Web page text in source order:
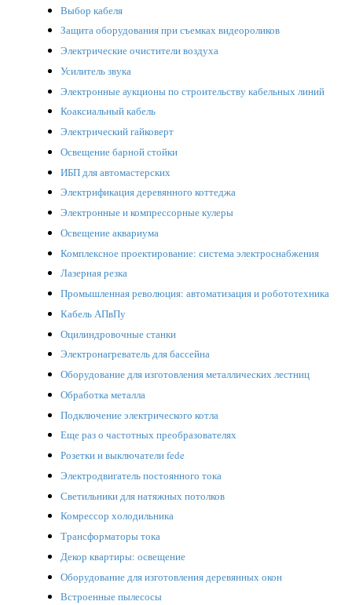
Выбор кабеля
Защита оборудования при съемках видеороликов
Электрические очистители воздуха
Усилитель звука
Электронные аукционы по строительству кабельных линий
Коаксиальный кабель
Электрический гайковерт
Освещение барной стойки
ИБП для автомастерских
Электрификация деревянного коттеджа
Электронные и компрессорные кулеры
Освещение аквариума
Комплексное проектирование: система электроснабжения
Лазерная резка
Промышленная революция: автоматизация и робототехника
Кабель АПвПу
Оцилиндровочные станки
Электронагреватель для бассейна
Оборудование для изготовления металлических лестниц
Обработка металла
Подключение электрического котла
Еще раз о частотных преобразователях
Розетки и выключатели fede
Электродвигатель постоянного тока
Светильники для натяжных потолков
Комрессор холодильника
Трансформаторы тока
Декор квартиры: освещение
Оборудование для изготовления деревянных окон
Встроенные пылесосы